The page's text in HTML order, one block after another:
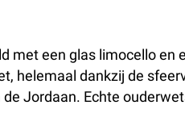
met een glas limocello
helemaal dankzij de
Jordaan. Echte